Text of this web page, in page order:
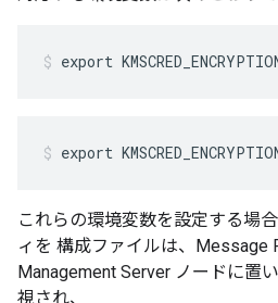
export
export
これらの環境変数を設定する場
ィを 構成ファイルは、Message
Management Server ノードに置
視され、